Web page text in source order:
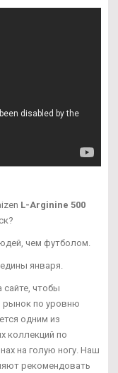
L-Arginine 500
чем футболом.
января.
чтобы
рынок по уровню
одним из
коллекций по
на голую ногу. Наш
рекомендовать